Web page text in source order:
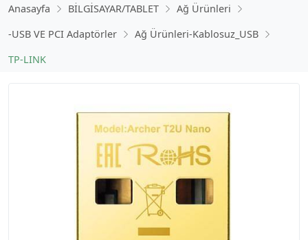
Anasayfa BİLGİSAYAR/TABLET
Ağ Ürünleri
-USB VE PCI Adaptörler
Ağ Ürünleri-Kablosuz_USB
TP-LINK